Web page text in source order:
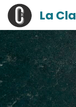
Skip
content
principal
La